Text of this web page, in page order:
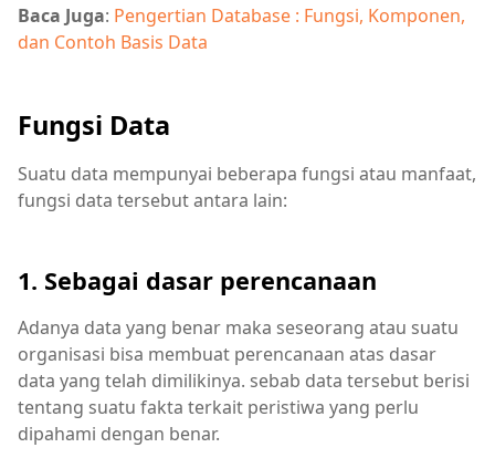
Baca Juga: Pengertian Database : Fungsi, Komponen,
dan Contoh Basis Data
Fungsi Data
Suatu data mempunyai beberapa fungsi atau manfaat,
fungsi data tersebut antara lain:
1. Sebagai dasar perencanaan
Adanya data yang benar maka seseorang atau suatu
organisasi bisa membuat perencanaan atas dasar
data yang telah dimilikinya. sebab data tersebut berisi
tentang suatu fakta terkait peristiwa yang perlu
dipahami dengan benar.